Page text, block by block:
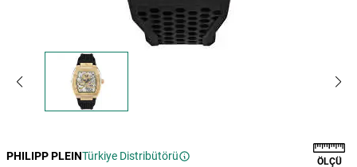
PHILIPP PLEINTürkiye Distribütörü ÖLÇÜ